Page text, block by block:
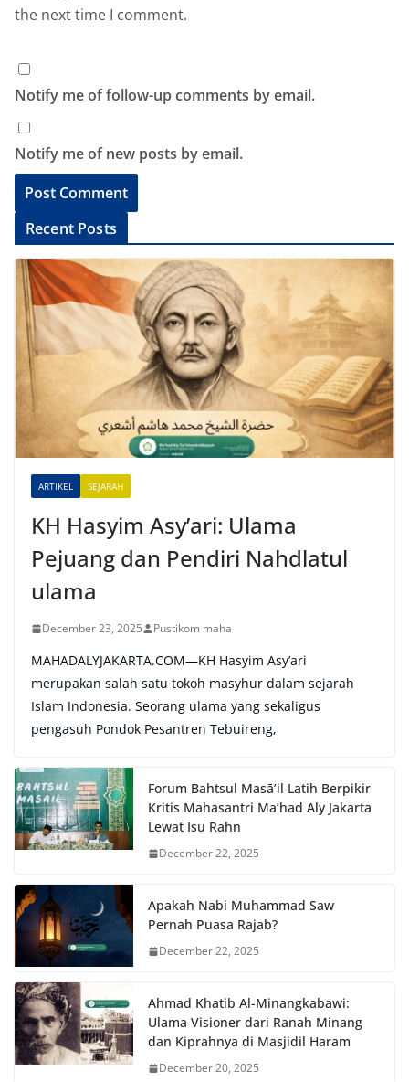
the next time I comment.
Notify me of follow-up comments by email.
Notify me of new posts by email.
l
a
t
i
v
Recent Posts
ARTIKEL SEJARAH
KH Hasyim Asy’ari: Ulama
Pejuang dan Pendiri Nahdlatul
ulama
December 23, 2025 Pustikom maha
MAHADALYJAKARTA.COM—KH Hasyim Asy’ari
merupakan salah satu tokoh masyhur dalam sejarah
Islam Indonesia. Seorang ulama yang sekaligus
pengasuh Pondok Pesantren Tebuireng,
Forum Bahtsul Masā’il Latih Berpikir
Kritis Mahasantri Ma’had Aly Jakarta
Lewat Isu Rahn
December 22, 2025
Apakah Nabi Muhammad Saw
Pernah Puasa Rajab?
December 22, 2025
Ahmad Khatib Al-Minangkabawi:
Ulama Visioner dari Ranah Minang
dan Kiprahnya di Masjidil Haram
December 20, 2025